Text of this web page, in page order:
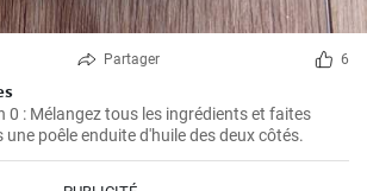
Partager 6
0 : Mélangez tous les ingrédients et faites
une poêle enduite d'huile des deux côtés.